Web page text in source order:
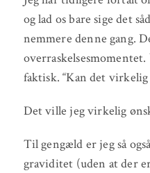
og lad os bare sige det
nemmere denne gang.
faktisk. “Kan det virkelig
Det ville jeg virkelig
Til gengæld er jeg så
graviditet (uden at der